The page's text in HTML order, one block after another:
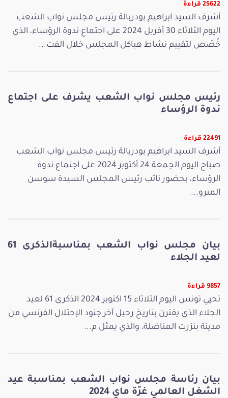
25622 قراءة
أشرف السيد ابراهيم بودربالة رئيس مجلس نواب الشعب
اليوم الثلاثاء 30 أفريل 2024 على اجتماع ندوة الرؤساء، الذي
خُصّص لتقييم نشاط هياكل المجلس خلال الفت...
رئيس مجلس نواب الشعب يشرف على اجتماع
ندوة الرؤساء
22491 قراءة
أشرف السيد ابراهيم بودربالة رئيس مجلس نواب الشعب
صباح اليوم الجمعة 24 أكتوبر 2024 على اجتماع ندوة
الرؤساء، بحضور نائب رئيس المجلس السيدة سوسن
المبرو...
بيان مجلس نواب الشعب بمناسبةالذكرى 61
لعيد الجلاء
9857 قراءة
تحيي تونس اليوم الثلاثاء 15 اكتوبر 2024 الذكرى 61 لعيد
الجلاء الذي يقترن بتاريخ رحيل آخر جنود الإحتلال الفرنسي من
مدينة بنزرت المناضلة، والذي يمثل م...
بيان رئاسة مجلس نواب الشعب بمناسبة عيد
الشغل العالمي غرّة ماي 2024